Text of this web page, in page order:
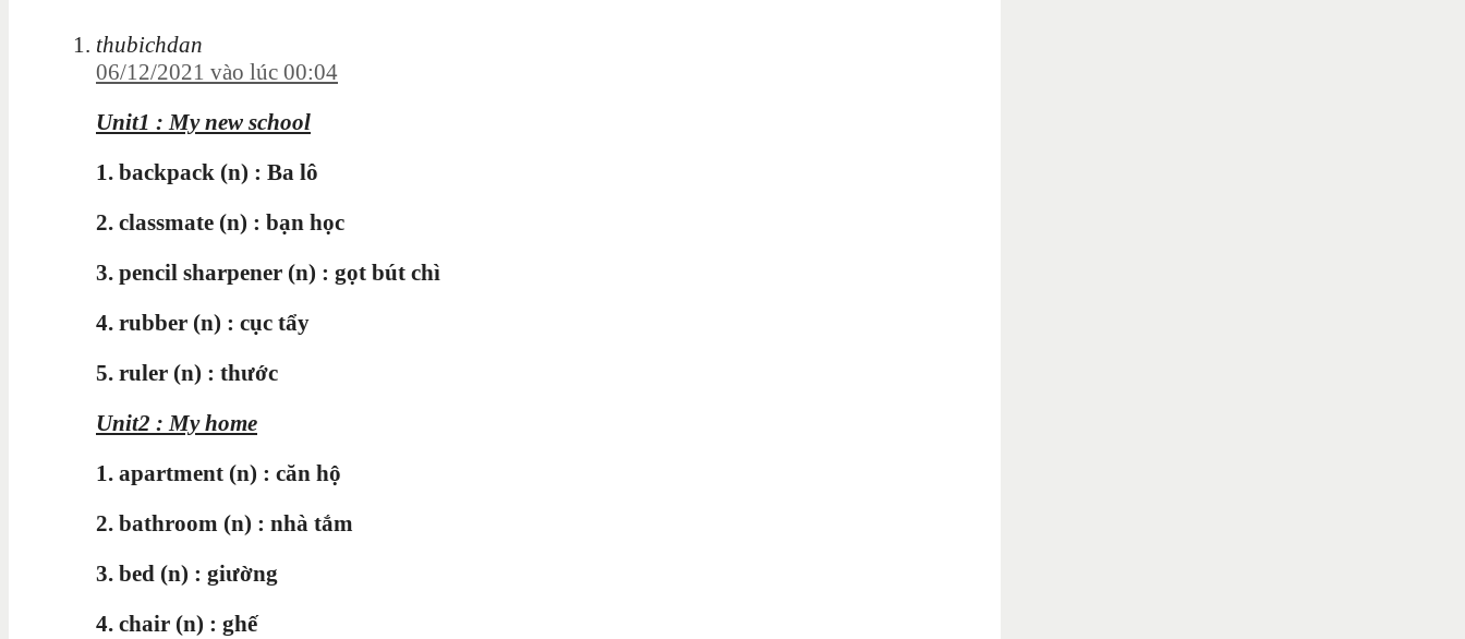
thubichdan
06/12/2021 vào lúc 00:04
Unit1 : My new school
1. backpack (n) : Ba lô
2. classmate (n) : bạn học
3. pencil sharpener (n) : gọt bút chì
4. rubber (n) : cục tẩy
5. ruler (n) : thước
Unit2 : My home
1. apartment (n) : căn hộ
2. bathroom (n) : nhà tắm
3. bed (n) : giường
4. chair (n) : ghế